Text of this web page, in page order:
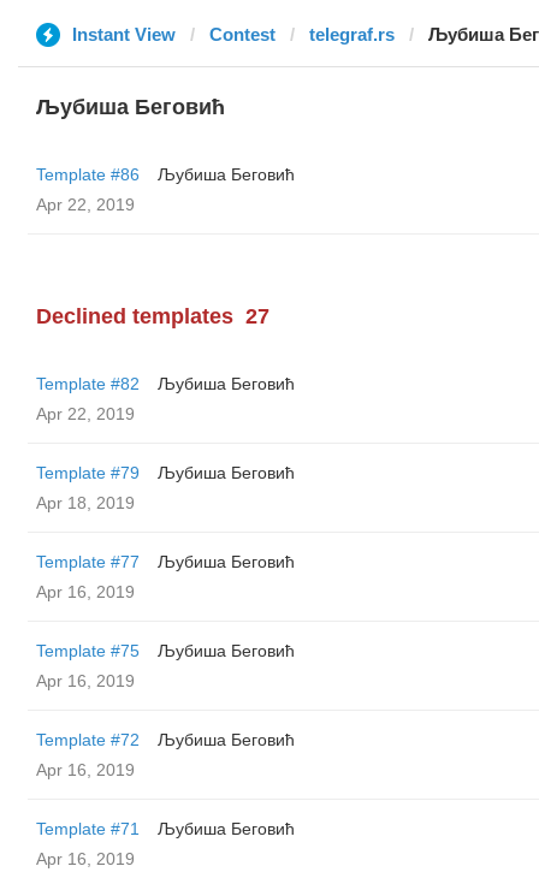
Instant View Contest telegraf.rs Љубиша
Љубиша Беговић
Template #86
Љубиша Беговић
Apr 22, 2019
Declined templates 27
Template #82
Љубиша Беговић
Apr 22, 2019
Template #79
Љубиша Беговић
Apr 18, 2019
Template #77
Љубиша Беговић
Apr 16, 2019
Template #75
Љубиша Беговић
Apr 16, 2019
Template #72
Љубиша Беговић
Apr 16, 2019
Template #71
Љубиша Беговић
Apr 16, 2019